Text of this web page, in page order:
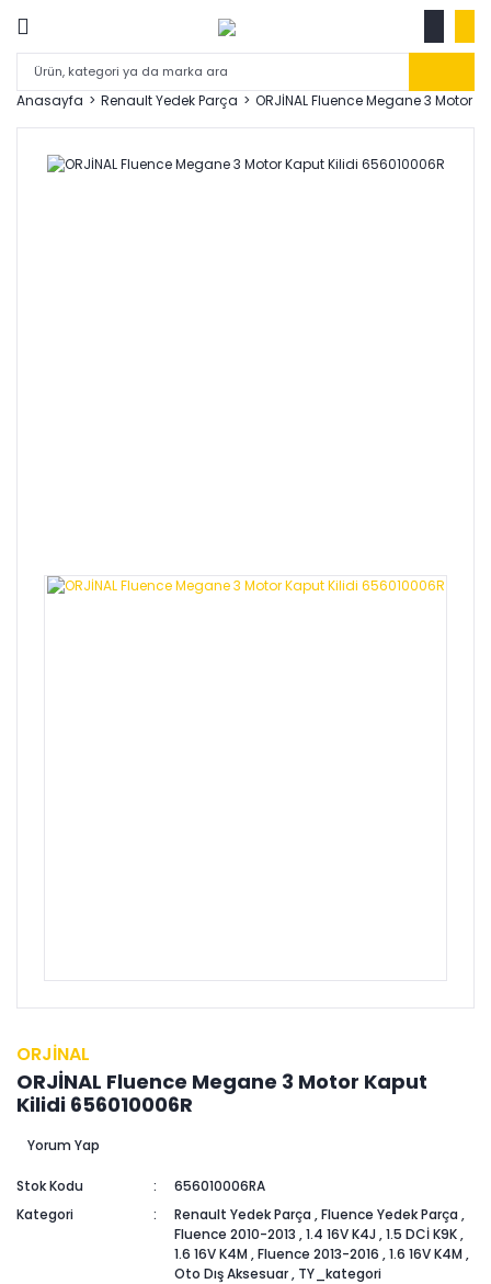
Anasayfa Renault Yedek Parça ORJİNAL Fluence Megane 3 Motor
ORJİNAL
ORJİNAL Fluence Megane 3 Motor Kaput
Kilidi 656010006R
Yorum Yap
Stok Kodu
656010006RA
Kategori
Renault Yedek Parça ,Fluence Yedek Parça ,
Fluence 2010-2013 ,1.4 16V K4J,1.5 DCİ K9K,
1.6 16V K4M ,Fluence 2013-2016 ,1.6 16V K4M ,
Oto Dış Aksesuar, TY_kategori